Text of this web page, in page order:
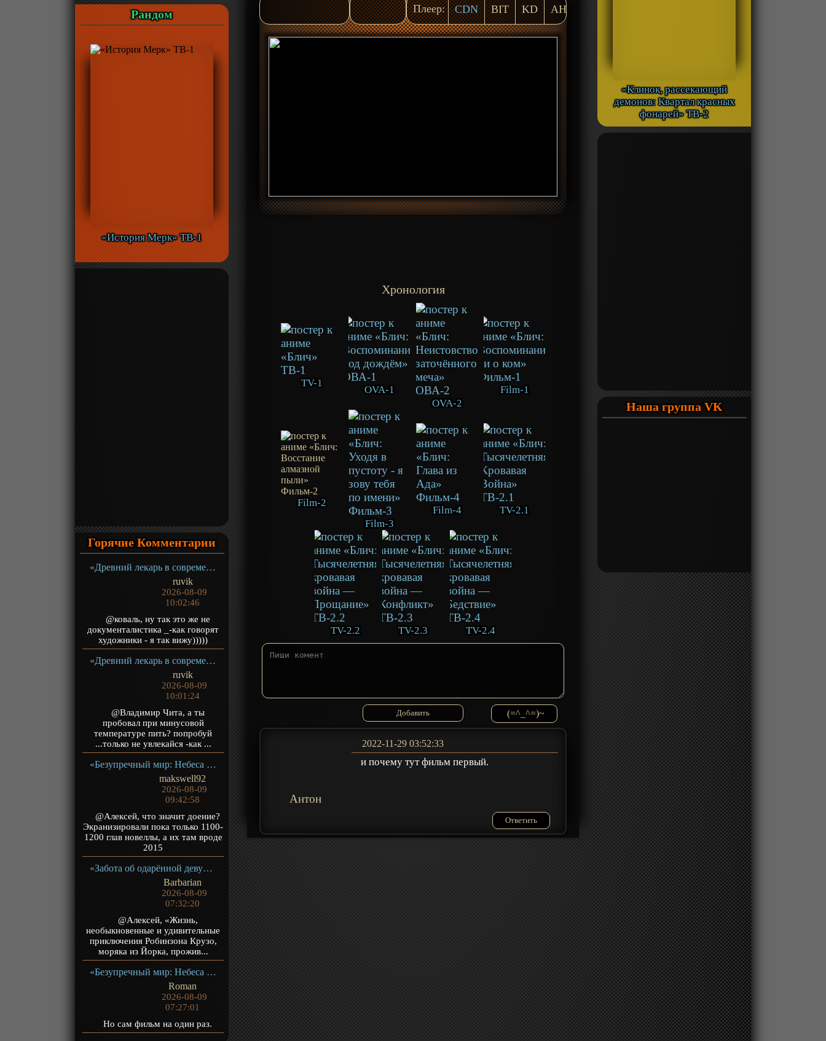
Рандом
«История Мерк» ТВ-1
Горячие Комментарии
«Древний лекарь в современном городе» ТВ-1
ruvik
2026-08-09
10:02:46
@коваль, ну так это же не
документалистика _-как говорят
художники - я так вижу)))))
«Древний лекарь в современном городе» ТВ-1
ruvik
2026-08-09
10:01:24
@Владимир Чита, а ты
пробовал при минусовой
температуре пить? попробуй
...только не увлекайся -как ...
«Безупречный мир: Небеса в огне девяти бедствий» Фильм-2
makswell92
2026-08-09
09:42:58
@Алексей, что значит доение?
Экранизировали пока только 1100-
1200 глав новеллы, а их там вроде
2015
«Забота об одарённой девушке: В престижной школе, полной высококлассных учеников, я буду тайно заботиться о самой красивой девушке (не имеющей никаких жизненных навыков)» ТВ-1
Barbarian
2026-08-09
07:32:20
@Алексей, «Жизнь,
необыкновенные и удивительные
приключения Робинзона Крузо,
моряка из Йорка, прожив...
«Безупречный мир: Небеса в огне девяти бедствий» Фильм-2
Roman
2026-08-09
07:27:01
Но сам фильм на один раз.
Плеер: CDN BIT KD AH
Хронология
TV-1
OVA-1
OVA-2
Film-1
Film-2
Film-3
Film-4 TV-2.1
TV-2.2 TV-2.3 TV-2.4
(=^_^=)~
Антон
2022-11-29 03:52:33
и почему тут фильм первый.
Ответить
«Клинок, рассекающий
демонов: Квартал красных
фонарей» ТВ-2
Наша группа VK